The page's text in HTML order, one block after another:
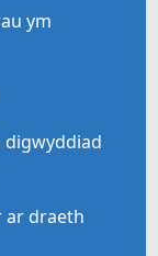
ym
digwyddiad
ar draeth